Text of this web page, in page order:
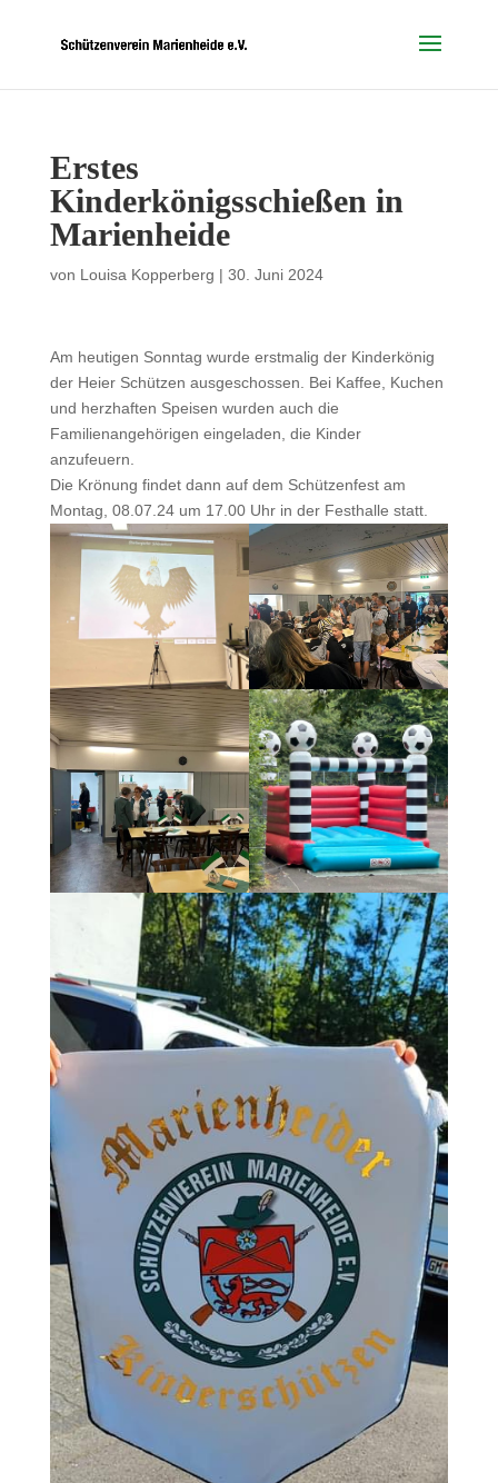
Erstes
Kinderkönigsschießen in
Marienheide
von Louisa Kopperberg | 30. Juni 2024
Am heutigen Sonntag wurde erstmalig der Kinderkönig
der Heier Schützen ausgeschossen. Bei Kaffee, Kuchen
und herzhaften Speisen wurden auch die
Familienangehörigen eingeladen, die Kinder
anzufeuern.
Die Krönung findet dann auf dem Schützenfest am
Montag, 08.07.24 um 17.00 Uhr in der Festhalle statt.